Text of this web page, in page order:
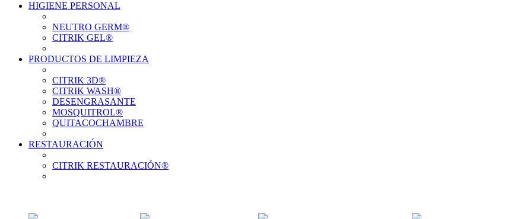
HIGIENE PERSONAL
NEUTRO GERM®
CITRIK GEL®
PRODUCTOS DE LIMPIEZA
CITRIK 3D®
CITRIK WASH®
DESENGRASANTE
MOSQUITROL®
QUITACOCHAMBRE
RESTAURACIÓN
CITRIK RESTAURACIÓN®
Ver el producto
Ver el producto
Ver el producto
Ver el producto
Ver el producto